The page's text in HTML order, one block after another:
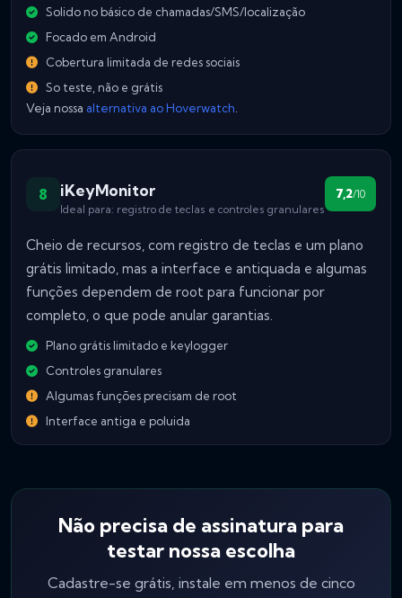
Solido no básico de chamadas/SMS/localização
Focado em Android
Cobertura limitada de redes sociais
So teste, não e grátis
Veja nossa alternativa ao Hoverwatch.
8 iKeyMonitor
Ideal para: registro de teclas e controles granulares
7,2/10
Cheio de recursos, com registro de teclas e um plano
grátis limitado, mas a interface e antiquada e algumas
funções dependem de root para funcionar por
completo, o que pode anular garantias.
Plano grátis limitado e keylogger
Controles granulares
Algumas funções precisam de root
Interface antiga e poluida
Não precisa de assinatura para
testar nossa escolha
Cadastre-se grátis, instale em menos de cinco